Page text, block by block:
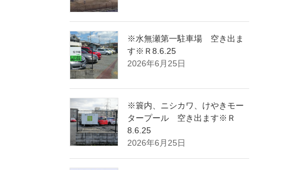
※水無瀬第一駐車場 空き出ま
す※Ｒ8.6.25
2026年6月25日
※簑内、ニシカワ、けやきモー
タープール 空き出ます※Ｒ
8.6.25
2026年6月25日